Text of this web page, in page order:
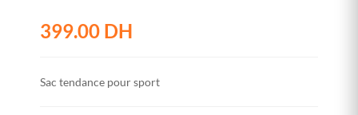
399.00 DH
Sac tendance pour sport